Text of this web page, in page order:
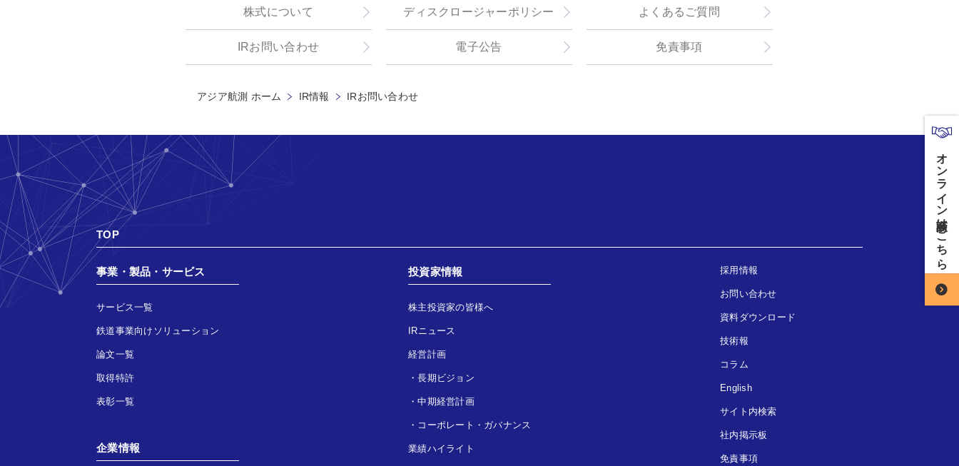
株式について ディスクロージャーポリシー よくあるご質問
IRお問い合わせ 電子公告 免責事項
アジア航測 ホーム IR情報 IRお問い合わせ
TOP
事業・製品・サービス
サービス一覧
鉄道事業向けソリューション
論文一覧
取得特許
表彰一覧
企業情報
投資家情報
株主投資家の皆様へ
IRニュース
経営計画
・長期ビジョン
・中期経営計画
・ コーポレート・ガバナンス
業績ハイライト
採用情報
お問い合わせ
資料ダウンロード
技術報
コラム
English
サイト内検索
社内掲示板
免責事項
オンライン商談はこちら